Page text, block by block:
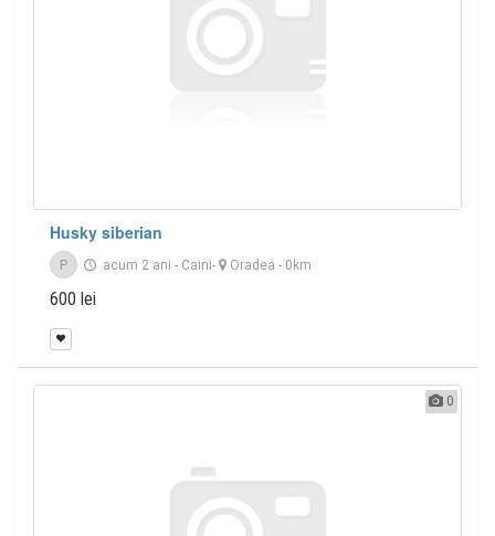
Husky siberian
P acum 2 ani - Caini- Oradea - 0km
600 lei
0